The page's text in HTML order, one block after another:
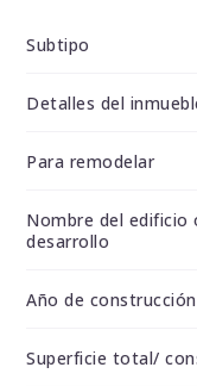
Subtipo
Detalles del
Para remodelar
Nombre del edificio
desarrollo
Año de construcción
Superficie total/